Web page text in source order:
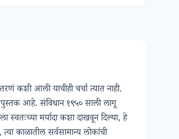
कशी आली याचीही चर्चा त्यात नाही.
पुस्तक आहे. संविधान १९५० साली लागू
मर्यादा कशा दाखवून दिल्या, हे
काळातील सर्वसामान्य लोकांची